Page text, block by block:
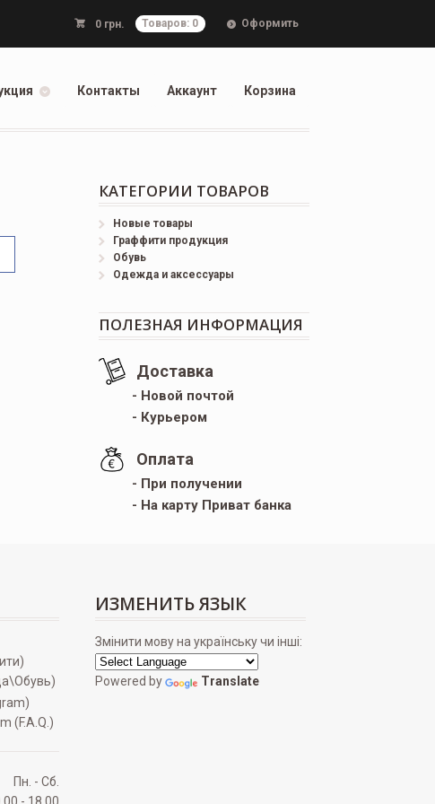
0 грн. Товаров: 0 Оформить
Контакты Аккаунт Корзина
КАТЕГОРИИ ТОВАРОВ
Новые товары
Граффити продукция
Обувь
Одежда и аксессуары
ПОЛЕЗНАЯ ИНФОРМАЦИЯ
Доставка
- Новой почтой
- Курьером
Оплата
- При получении
- На карту Приват банка
(F.A.Q.)
Пн. - Сб.
ИЗМЕНИТЬ ЯЗЫК
Змінити мову на українську чи інші:
Powered by Translate